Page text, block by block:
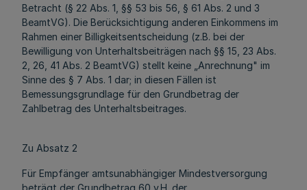
Betracht (§ 22 Abs. 1, §§ 53 bis 56, § 61 Abs. 2 und 3
BeamtVG). Die Berücksichtigung anderen Einkommens im
Rahmen einer Billigkeitsentscheidung (z.B. bei der
Bewilligung von Unterhaltsbeiträgen nach §§ 15, 23 Abs.
2, 26, 41 Abs. 2 BeamtVG) stellt keine „Anrechnung" im
Sinne des § 7 Abs. 1 dar; in diesen Fällen ist
Bemessungsgrundlage für den Grundbetrag der
Zahlbetrag des Unterhaltsbeitrages.
Zu Absatz 2
Für Empfänger amtsunabhängiger Mindestversorgung
beträgt der Grundbetrag 60 v.H. der